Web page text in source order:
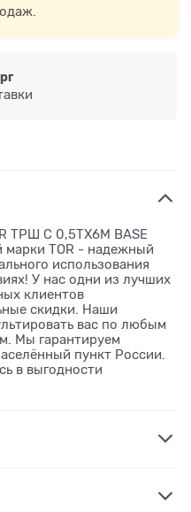
ТРШ C 0,5ТХ6М BASE
марки TOR - надежный
использования
У нас одни из лучших
клиентов
скидки. Наши
вас по любым
Мы гарантируем
пункт России.
в выгодности